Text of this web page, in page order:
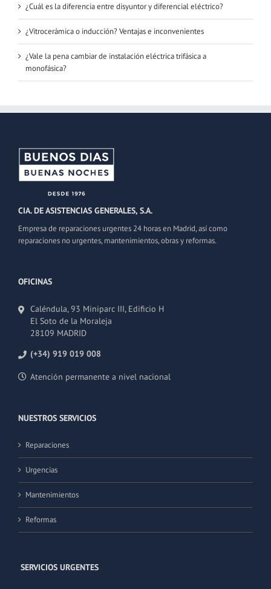
¿Cuál es la diferencia entre disyuntor y diferencial eléctrico?
¿Vitrocerámica o inducción? Ventajas e inconvenientes
¿Vale la pena cambiar de instalación eléctrica trifásica a
monofásica?
CIA. DE ASISTENCIAS GENERALES, S.A.
Empresa de reparaciones urgentes 24 horas en Madrid, así como
reparaciones no urgentes, mantenimientos, obras y reformas.
OFICINAS
Caléndula, 93 Miniparc III, Edificio H
El Soto de la Moraleja
28109 MADRID
(+34) 919 019 008
Atención permanente a nivel nacional
NUESTROS SERVICIOS
Reparaciones
Urgencias
Mantenimientos
Reformas
SERVICIOS URGENTES